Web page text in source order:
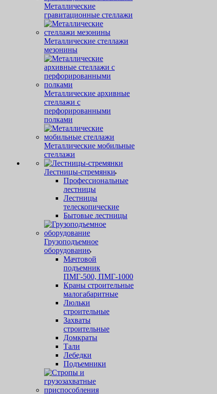
Металлические
гравитационные стеллажи
Металлические стеллажи
мезонины
Металлические архивные
стеллажи с
перфорированными
полками
Металлические мобильные
стеллажи
Лестницы-стремянки
Профессиональные
лестницы
Лестницы
телескопические
Бытовые лестницы
Грузоподъемное
оборудование
Мачтовой
подъемник
ПМГ-500, ПМГ-1000
Краны строительные
малогабаритные
Люльки
строительные
Захваты
строительные
Домкраты
Тали
Лебедки
Подъемники